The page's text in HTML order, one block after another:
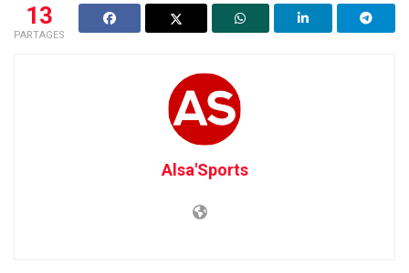
13
PARTAGES
Alsa'Sports